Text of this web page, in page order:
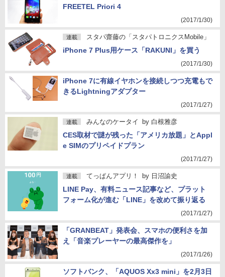
FREETEL Priori 4
(2017/1/30)
連載 スタパ齋藤の「スタパトロニクスMobile」
iPhone 7 Plus用ケース「RAKUNI」を買う
(2017/1/30)
iPhone 7に有線イヤホンを接続しつつ充電もで
きるLightningアダプター
(2017/1/27)
連載 みんなのケータイ by 白根雅彦
CES取材で謎が残った「アメリカ放題」とAppl
e SIMのプリペイドプラン
(2017/1/27)
連載 てっぱんアプリ！ by 日沼諭史
LINE Pay、有料ニュース記事など、プラット
フォーム化が進む「LINE」を改めて振り返る
(2017/1/27)
「GRANBEAT」発表会、スマホの便利さを加
え「音楽プレーヤーの最高傑作を」
(2017/1/26)
ソフトバンク、「AQUOS Xx3 mini」を2月3日